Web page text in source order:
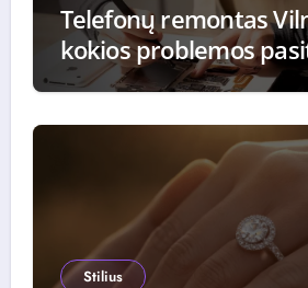
Telefonų remontas
kokios problemos
dažniausiai ir kaip jos
Stilius